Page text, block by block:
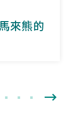
來熊的